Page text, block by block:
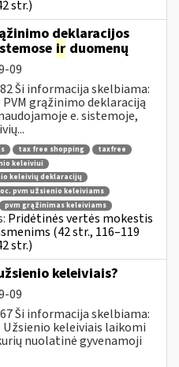
str.)
deklaracijos
ir duomenų
09
Ši informacija skelbiama:
grąžinimo deklaraciją
e. sistemoje,
tax free shopping
taxfree
keleiviui
keleivių deklaracijų
pvm užsienio keleiviams
pvm grąžinimas keleiviams
Pridėtinės vertės mokestis
(42 str., 116–119
str.)
keleiviais?
09
Ši informacija skelbiama:
keleiviais laikomi
nuolatinė gyvenamoji